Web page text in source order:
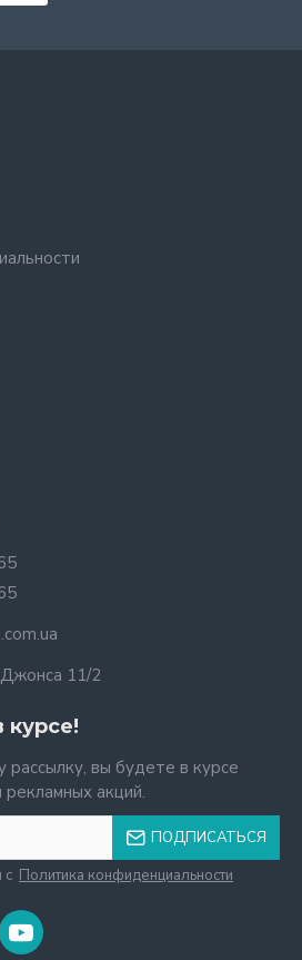
Джонса 11/2
курсе!
рассылку, вы будете в курсе
акций.
ПОДПИСАТЬСЯ
с Политика конфиденциальности